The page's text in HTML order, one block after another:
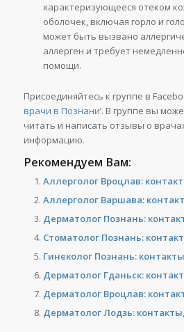
характеризующееся отеком
оболочек, включая горло и
может быть вызвано
аллерген и требует
помощи.
Присоединяйтесь к группе в
врачи в Познани’. В группе вы
читать и написать отзывы о
информацию.
Рекомендуем Вам:
Аллерголог Вроцлав:
Аллерголог Варшава:
Дерматолог Познань:
Стоматолог Познань:
Гинеколог Познань:
Дерматолог Гданьск:
Дерматолог Вроцлав:
Дерматолог Лодзь: